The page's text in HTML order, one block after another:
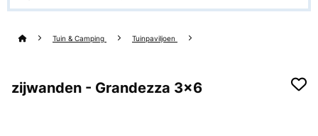
Tuin & Camping Tuinpaviljoen
zijwanden - Grandezza 3x6